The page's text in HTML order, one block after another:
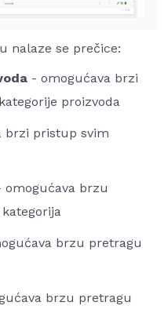
nalaze se prečice:
- omogućava brzi
proizvoda
brzi pristup svim
omogućava brzu
brzu pretragu
brzu pretragu